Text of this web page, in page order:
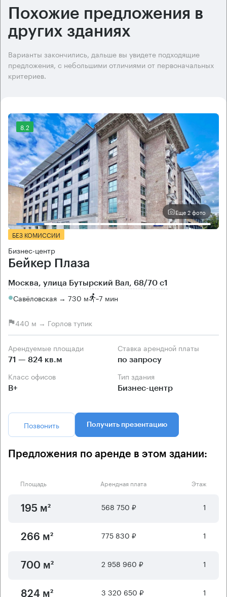
Похожие предложения в
других зданиях
Варианты закончились, дальше вы увидете подходящие
предложения, с небольшими отличиями от первоначальных
критериев.
8.2
Еще 2 фото
БЕЗ КОМИССИИ
Бизнес-центр
Бейкер Плаза
Москва, улица Бутырский Вал, 68/70 с1
Савёловская → 730 м ~7 мин
440 м → Горлов тупик
Арендуемые площади
71 — 824 кв.м
Ставка арендной платы
по запросу
Класс офисов
B+
Тип здания
Бизнес-центр
Позвонить Получить презентацию
Предложения по аренде в этом здании:
Площадь Арендная плата Этаж
195 м² 568 750 ₽ 1
266 м² 775 830 ₽ 1
700 м² 2 958 960 ₽ 1
824 м² 3 320 650 ₽ 1